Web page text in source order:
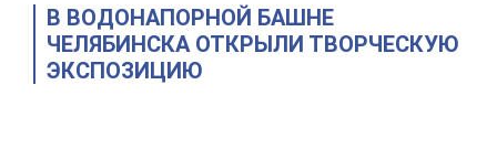
В ВОДОНАПОРНОЙ БАШНЕ
ЧЕЛЯБИНСКА ОТКРЫЛИ ТВОРЧЕСКУЮ
ЭКСПОЗИЦИЮ